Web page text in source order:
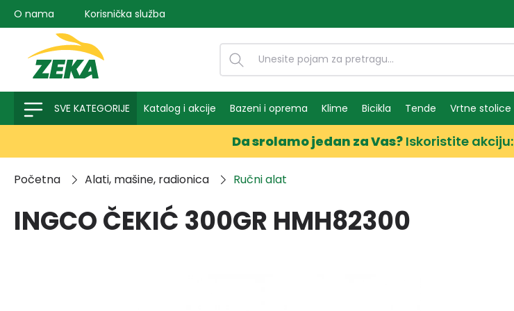
pretragu Preskoči na glavnu navigaciju
O nama Korisnička služba
SVE KATEGORIJE Katalog i akcije Bazeni i oprema Klime Bicikla Tende Vrtne stolice
Da srolamo jedan za Vas? Iskoristite akciju:
Početna Alati, mašine, radionica Ručni alat
INGCO ČEKIĆ 300GR HMH82300